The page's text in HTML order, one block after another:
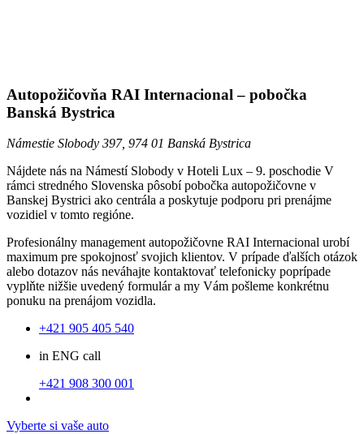
Autopožičovňa RAI Internacional – pobočka
Banská Bystrica
Námestie Slobody 397, 974 01 Banská Bystrica
Nájdete nás na Námestí Slobody v Hoteli Lux – 9. poschodie V
rámci stredného Slovenska pôsobí pobočka autopožičovne v
Banskej Bystrici ako centrála a poskytuje podporu pri prenájme
vozidiel v tomto regióne.
Profesionálny management autopožičovne RAI Internacional urobí
maximum pre spokojnosť svojich klientov. V prípade ďalších otázok
alebo dotazov nás neváhajte kontaktovať telefonicky poprípade
vyplňte nižšie uvedený formulár a my Vám pošleme konkrétnu
ponuku na prenájom vozidla.
+421 905 405 540
in ENG call
+421 908 300 001
Vyberte si vaše auto